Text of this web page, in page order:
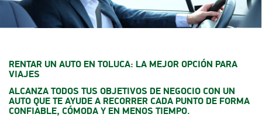
RENTAR UN AUTO EN TOLUCA: LA MEJOR OPCIÓN PARA
VIAJES
ALCANZA TODOS TUS OBJETIVOS DE NEGOCIO CON UN
AUTO QUE TE AYUDE A RECORRER CADA PUNTO DE FORMA
CONFIABLE, CÓMODA Y EN MENOS TIEMPO.